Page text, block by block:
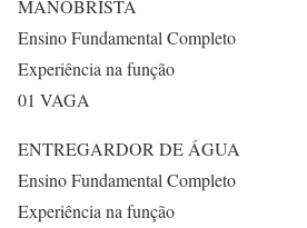
MANOBRISTA
Ensino Fundamental Completo
Experiência na função
01 VAGA
ENTREGARDOR DE ÁGUA
Ensino Fundamental Completo
Experiência na função